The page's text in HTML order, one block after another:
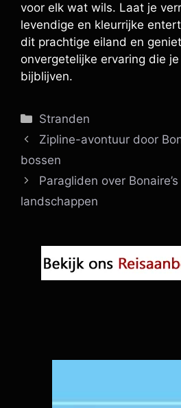
voor elk wat wils. Laat je
levendige en kleurrijke
dit prachtige eiland en
onvergetelijke ervaring die
bijblijven.
Categorieën
Stranden
Zipline-avontuur door
bossen
Paragliden over
landschappen